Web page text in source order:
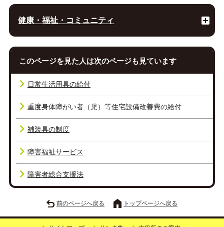
健康・福祉・コミュニティ
このページを見た人は次のページも見ています
日常生活用具の給付
重度身体障がい者（児）等住宅設備改善費の給付
補装具の制度
障害福祉サービス
障害者総合支援法
前のページへ戻る トップページへ戻る